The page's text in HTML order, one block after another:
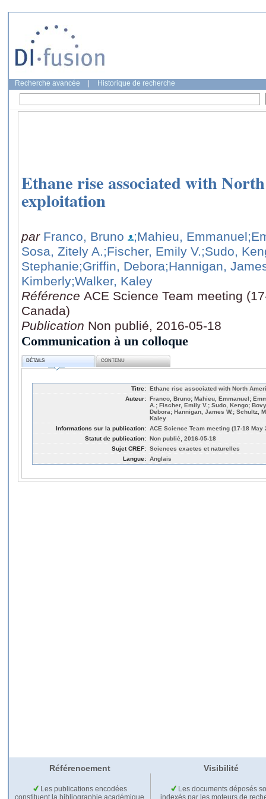
Recherche avancée Historique de recherche
Ethane rise associated with
exploitation
par Franco, Bruno ;Mahieu, Emmanuel
Sosa, Zitely A.;Fischer, Emily V.;Sudo,
Stephanie;Griffin, Debora;Hannigan,
Kimberly;Walker, Kaley
Référence ACE Science Team meeting
Canada)
Publication Non publié, 2016-05-18
Communication à un colloque
DÉTAILS CONTENU
Titre: Ethane rise associated with North
Auteur: Franco, Bruno; Mahieu, Emmanuel;
A.; Fischer, Emily V.; Sudo, Kengo;
Debora; Hannigan, James W.; Schultz,
Kaley
Informations sur la publication: ACE Science Team meeting (17-18 May
Statut de publication: Non publié, 2016-05-18
Sujet CREF: Sciences exactes et naturelles
Langue: Anglais
Référencement Visibilité
Les publications encodées
Les documents déposés